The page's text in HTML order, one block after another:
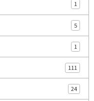
1
5
1
111
24